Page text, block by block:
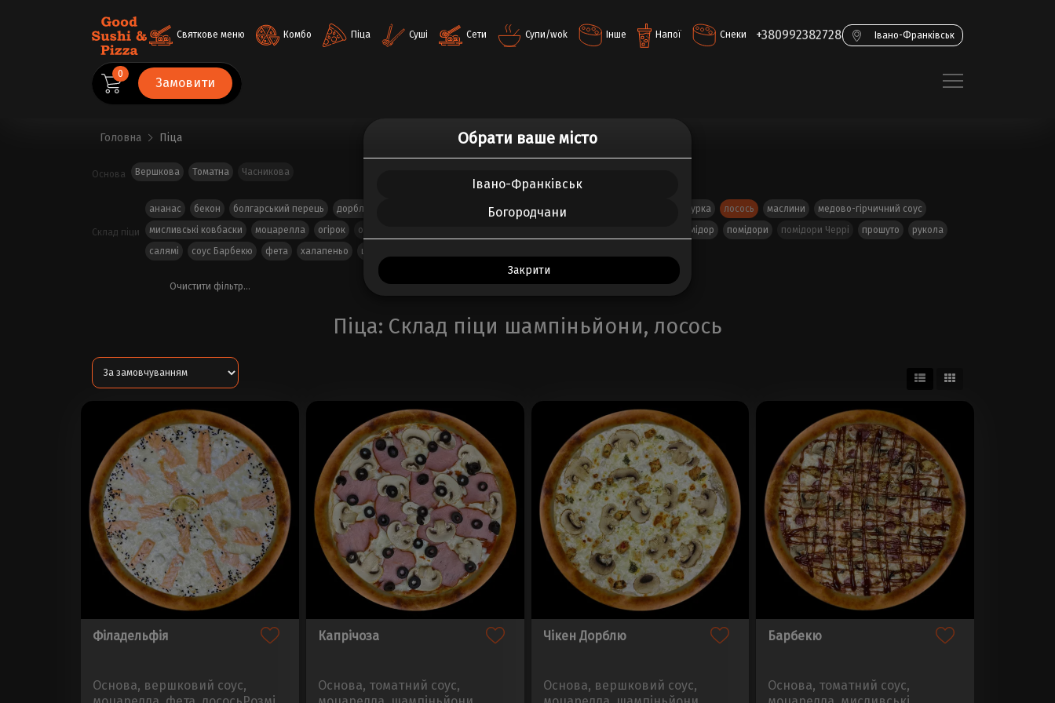
Святкове меню Комбо Піца Суші Сети Супи/wok Інше Напої Снеки +380992382728 Івано-Франківськ
0
Замовити
Обрати ваше місто
Івано-Франківськ
Богородчани
Закрити
Головна Піца
Основа Вершкова Томатна Часникова
Склад піци
ананас бекон болгарський перець дорблю ковбаски курячі курка лосось маслини
медово-гірчичний соус
мисливські ковбаски
моцарелла огірок оливки помідор помідори помідори Черрі прошуто
рукола
салямі
соус Барбекю фета халапеньо цибуля
Очистити фільтр...
Піца: Склад піци шампіньйони, лосось
Філадельфія
Основа, вершковий соус,
Капрічоза
Основа, томатний соус,
Чікен Дорблю
Основа, вершковий соус,
Барбекю
Основа, томатний соус,